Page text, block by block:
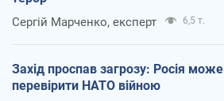
Сергій Марченко, експерт 6,5 т.
Захід проспав загрозу: Росія може
перевірити НАТО війною